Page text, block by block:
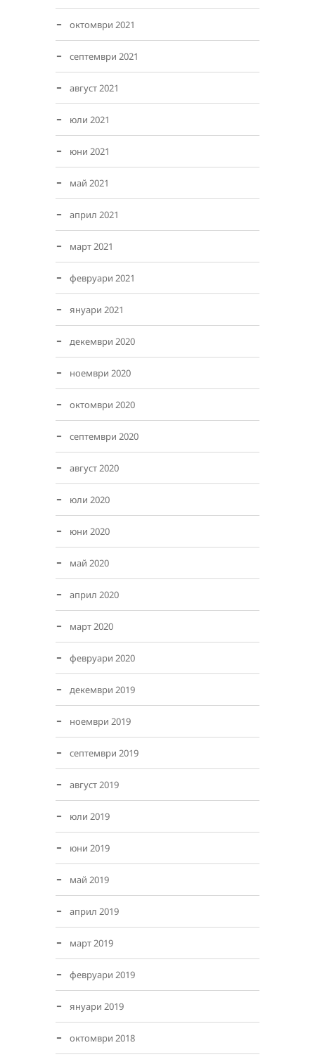
октомври 2021
септември 2021
август 2021
юли 2021
юни 2021
май 2021
април 2021
март 2021
февруари 2021
януари 2021
декември 2020
ноември 2020
октомври 2020
септември 2020
август 2020
юли 2020
юни 2020
май 2020
април 2020
март 2020
февруари 2020
декември 2019
ноември 2019
септември 2019
август 2019
юли 2019
юни 2019
май 2019
април 2019
март 2019
февруари 2019
януари 2019
октомври 2018